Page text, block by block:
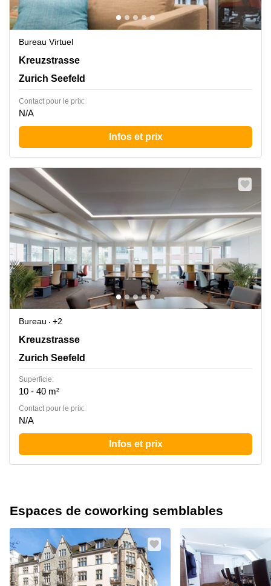
Bureau Virtuel
Kreuzstrasse 24, Zurich Seefeld
Kreuzstrasse
Zurich Seefeld
Contact pour le prix:
N/A
Infos et prix
Bureau
+2
Kreuzstrasse 24, Zurich Seefeld
Kreuzstrasse
Zurich Seefeld
Superficie:
10 - 40 m²
Contact pour le prix:
N/A
Infos et prix
Espaces de coworking semblables